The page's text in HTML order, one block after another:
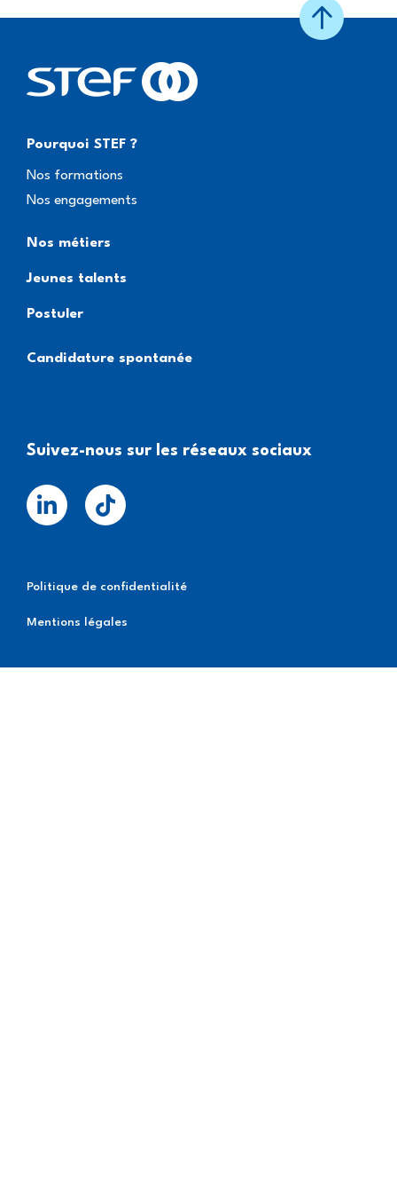
Pourquoi STEF ?
Nos formations
Nos engagements
Nos métiers
Jeunes talents
Postuler
Candidature spontanée
Politique de confidentialité
Mentions légales
Suivez-nous sur les réseaux sociaux